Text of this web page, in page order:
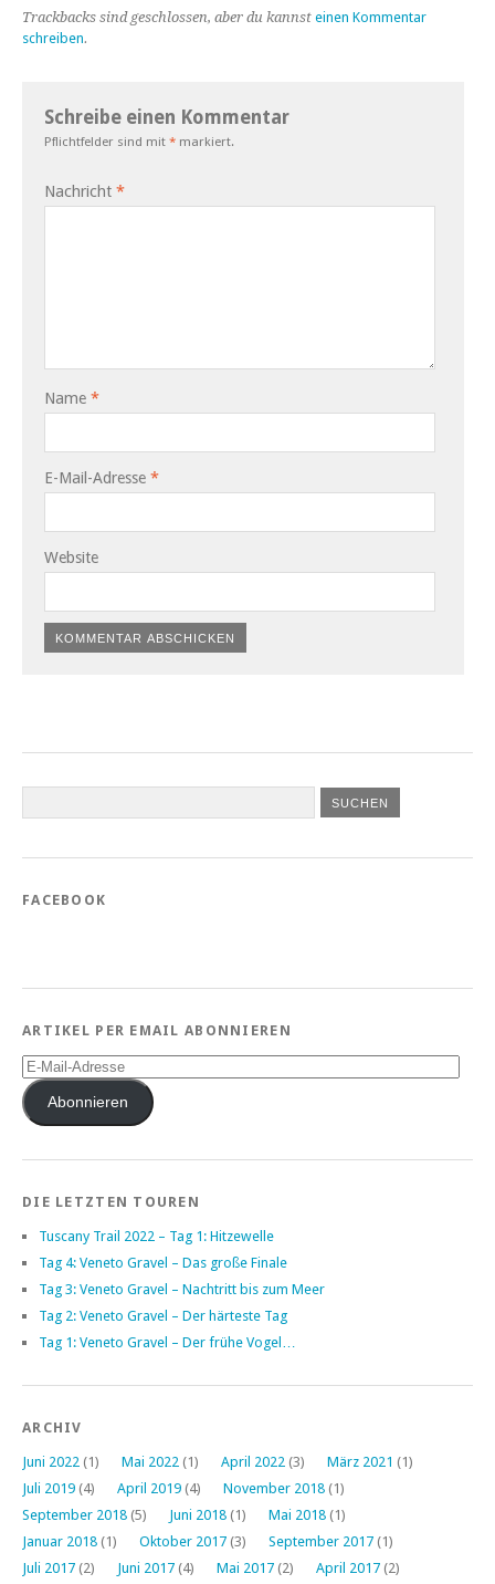
Trackbacks sind geschlossen, aber du kannst einen Kommentar
schreiben.
Schreibe einen Kommentar
Pflichtfelder sind mit * markiert.
Nachricht *
Name *
E-Mail-Adresse *
Website
FACEBOOK
ARTIKEL PER EMAIL ABONNIEREN
E-
Mail-
AdresseAbonnieren
DIE LETZTEN TOUREN
Tuscany Trail 2022 – Tag 1: Hitzewelle
Tag 4: Veneto Gravel – Das große Finale
Tag 3: Veneto Gravel – Nachtritt bis zum Meer
Tag 2: Veneto Gravel – Der härteste Tag
Tag 1: Veneto Gravel – Der frühe Vogel…
ARCHIV
Juni 2022 (1) Mai 2022 (1) April 2022 (3) März 2021 (1)
Juli 2019 (4) April 2019 (4) November 2018 (1)
September 2018 (5) Juni 2018 (1) Mai 2018 (1)
Januar 2018 (1) Oktober 2017 (3) September 2017 (1)
Juli 2017 (2) Juni 2017 (4) Mai 2017 (2) April 2017 (2)